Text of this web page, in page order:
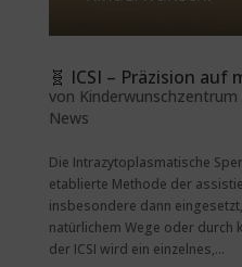
🧬 ICSI – Präzision auf
von
News
Die Intrazytoplasmatische
etablierte Methode der
insbesondere dann
natürlichem Wege oder durch
der ICSI wird ein einzelnes,...